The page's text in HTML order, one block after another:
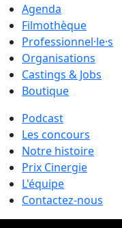
Agenda
Filmothèque
Professionnel·le·s
Organisations
Castings & Jobs
Boutique
Podcast
Les concours
Notre histoire
Prix Cinergie
L'équipe
Contactez-nous